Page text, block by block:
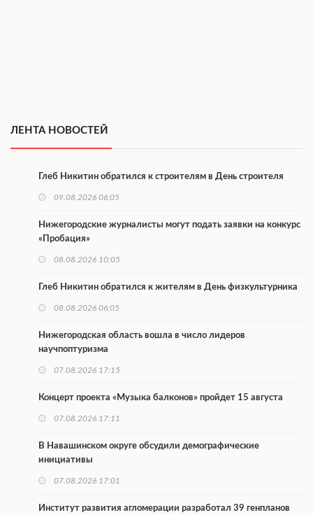
ЛЕНТА НОВОСТЕЙ
Глеб Никитин обратился к строителям в День строителя
09.08.2026 06:05
Нижегородские журналисты могут подать заявки на конкурс
«Пробация»
08.08.2026 10:05
Глеб Никитин обратился к жителям в День физкультурника
08.08.2026 06:05
Нижегородская область вошла в число лидеров
научпоптуризма
07.08.2026 17:15
Концерт проекта «Музыка балконов» пройдет 15 августа
07.08.2026 17:11
В Навашинском округе обсудили демографические
инициативы
07.08.2026 17:01
Институт развития агломерации разработал 39 генпланов